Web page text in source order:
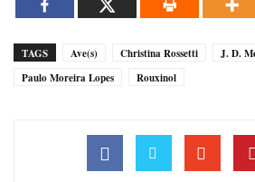
TAGS Ave(s) Christina Rossetti J. D.
Paulo Moreira Lopes
Rouxinol